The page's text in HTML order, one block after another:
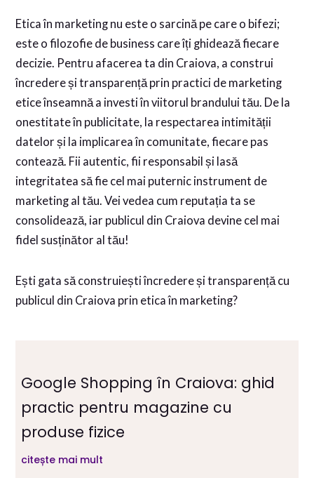
Etica în marketing nu este o sarcină pe care o bifezi;
este o filozofie de business care îți ghidează fiecare
decizie. Pentru afacerea ta din Craiova, a construi
încredere și transparență prin practici de marketing
etice înseamnă a investi în viitorul brandului tău. De la
onestitate în publicitate, la respectarea intimității
datelor și la implicarea în comunitate, fiecare pas
contează. Fii autentic, fii responsabil și lasă
integritatea să fie cel mai puternic instrument de
marketing al tău. Vei vedea cum reputația ta se
consolidează, iar publicul din Craiova devine cel mai
fidel susținător al tău!
Ești gata să construiești încredere și transparență cu
publicul din Craiova prin etica în marketing?
Google Shopping în Craiova: ghid
practic pentru magazine cu
produse fizice
citește mai mult